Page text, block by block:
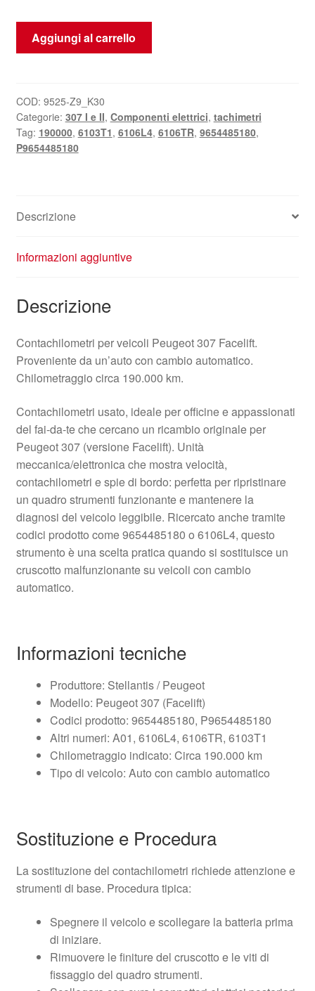
Contachilometri
190000
307
automatico
9654485180
quantità
Aggiungi al carrello
COD: 9525-Z9_K30
Categorie: 307 I e II, Componenti elettrici, tachimetri
Tag: 190000, 6103T1, 6106L4, 6106TR, 9654485180,
P9654485180
Descrizione
Informazioni aggiuntive
Descrizione
Contachilometri per veicoli Peugeot 307 Facelift.
Proveniente da un’auto con cambio automatico.
Chilometraggio circa 190.000 km.
Contachilometri usato, ideale per officine e appassionati
del fai-da-te che cercano un ricambio originale per
Peugeot 307 (versione Facelift). Unità
meccanica/elettronica che mostra velocità,
contachilometri e spie di bordo: perfetta per ripristinare
un quadro strumenti funzionante e mantenere la
diagnosi del veicolo leggibile. Ricercato anche tramite
codici prodotto come 9654485180 o 6106L4, questo
strumento è una scelta pratica quando si sostituisce un
cruscotto malfunzionante su veicoli con cambio
automatico.
Informazioni tecniche
Produttore: Stellantis / Peugeot
Modello: Peugeot 307 (Facelift)
Codici prodotto: 9654485180, P9654485180
Altri numeri: A01, 6106L4, 6106TR, 6103T1
Chilometraggio indicato: Circa 190.000 km
Tipo di veicolo: Auto con cambio automatico
Sostituzione e Procedura
La sostituzione del contachilometri richiede attenzione e
strumenti di base. Procedura tipica:
Spegnere il veicolo e scollegare la batteria prima
di iniziare.
Rimuovere le finiture del cruscotto e le viti di
fissaggio del quadro strumenti.